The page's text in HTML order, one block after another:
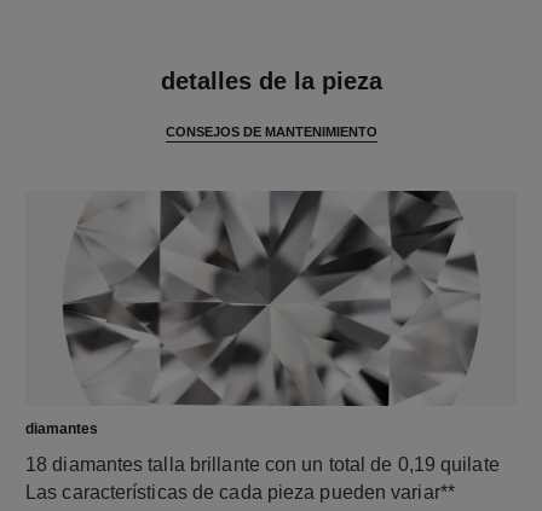
detalles de la pieza
CONSEJOS DE MANTENIMIENTO
diamantes
18 diamantes talla brillante con un total de 0,19 quilate
Las características de cada pieza pueden variar**